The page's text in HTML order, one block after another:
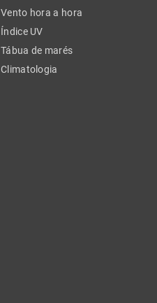
Vento hora a hora
Índice UV
Tábua de marés
Climatologia